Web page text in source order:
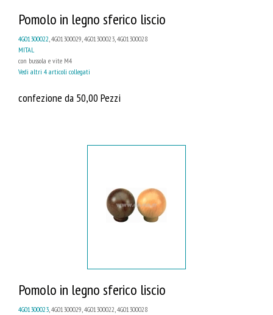
Pomolo in legno sferico liscio
4G01300022 , 4G01300029, 4G01300023, 4G01300028
MITAL
con bussola e vite M4
Vedi altri 4 articoli collegati
confezione da 50,00 Pezzi
Pomolo in legno sferico liscio
4G01300023, 4G01300029, 4G01300022, 4G01300028